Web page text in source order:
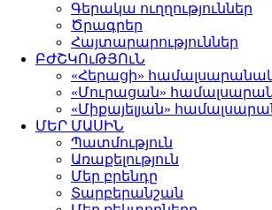
Գերակա ուղղություններ
Ծրագրեր
Հայտարարություններ
ԲԺՇԿՈւԹՅՈւՆ
«Հերացի»
«Մուրացան»
«Միքայելյան»
ՄԵՐ ՄԱՍԻՆ
Պատմություն
Առաքելություն
Մեր բրենդը
Տարբերանշան